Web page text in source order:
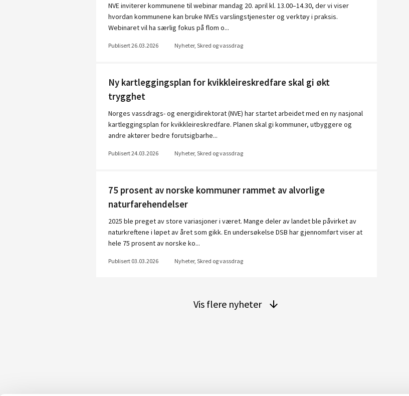
NVE inviterer kommunene til webinar mandag 20. april kl. 13.00–14.30, der vi viser
hvordan kommunene kan bruke NVEs varslingstjenester og verktøy i praksis.
Webinaret vil ha særlig fokus på flom o...
Publisert 26.03.2026 Nyheter, Skred og vassdrag
Ny kartleggingsplan for kvikkleireskredfare skal gi økt
trygghet
Norges vassdrags- og energidirektorat (NVE) har startet arbeidet med en ny nasjonal
kartleggingsplan for kvikkleireskredfare. Planen skal gi kommuner, utbyggere og
andre aktører bedre forutsigbarhe...
Publisert 24.03.2026 Nyheter, Skred og vassdrag
75 prosent av norske kommuner rammet av alvorlige
naturfarehendelser
2025 ble preget av store variasjoner i været. Mange deler av landet ble påvirket av
naturkreftene i løpet av året som gikk. En undersøkelse DSB har gjennomført viser at
hele 75 prosent av norske ko...
Publisert 03.03.2026 Nyheter, Skred og vassdrag
Vis flere nyheter